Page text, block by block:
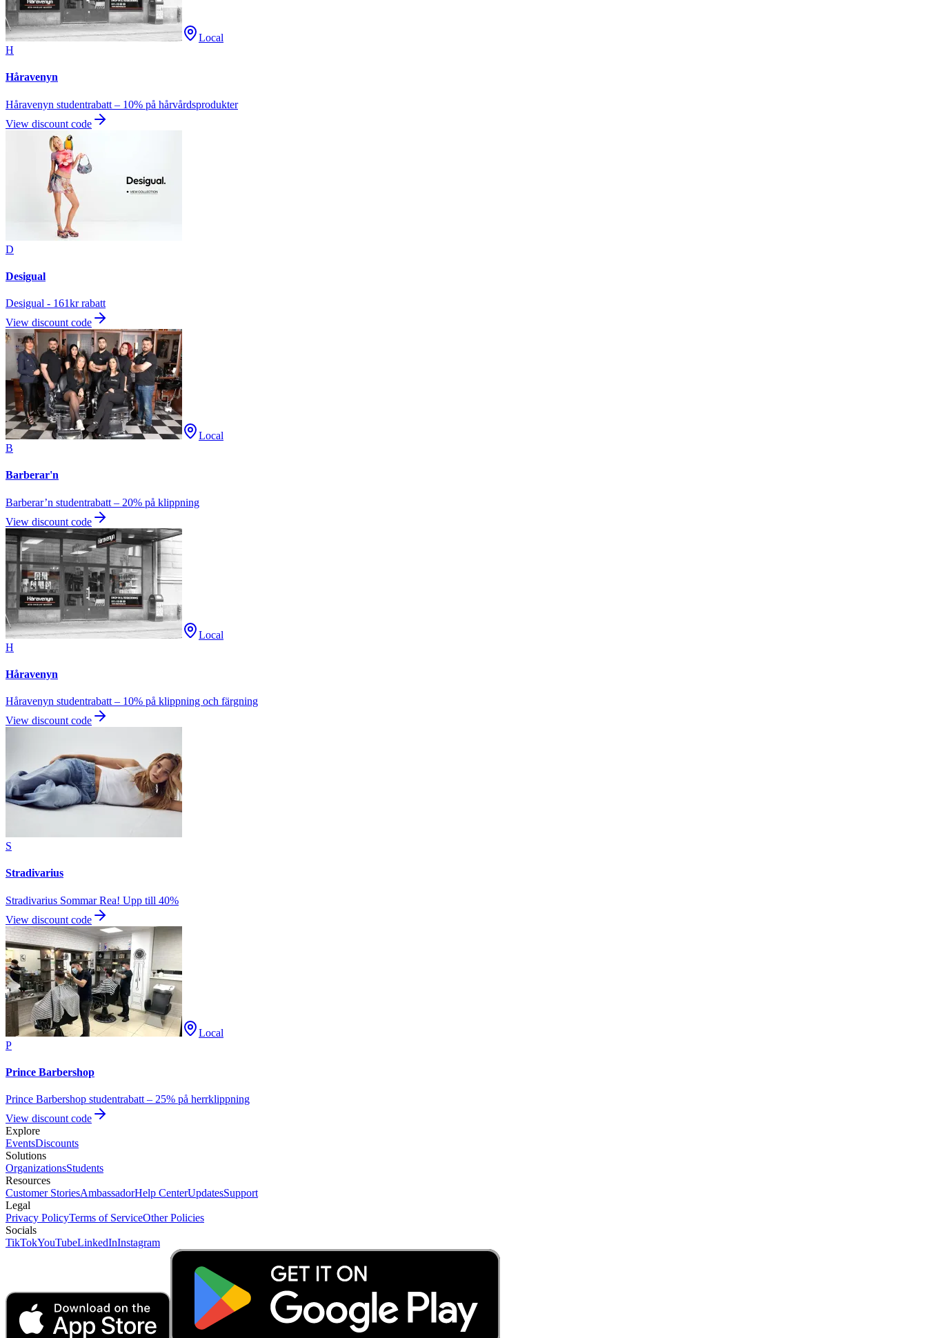
Local
H
Håravenyn
Håravenyn studentrabatt – 10% på hårvårdsprodukter
View discount code
D
Desigual
Desigual - 161kr rabatt
View discount code
Local
B
Barberar'n
Barberar’n studentrabatt – 20% på klippning
View discount code
Local
H
Håravenyn
Håravenyn studentrabatt – 10% på klippning och färgning
View discount code
S
Stradivarius
Stradivarius Sommar Rea! Upp till 40%
View discount code
Local
P
Prince Barbershop
Prince Barbershop studentrabatt – 25% på herrklippning
View discount code
Explore
EventsDiscounts
Solutions
OrganizationsStudents
Resources
Customer StoriesAmbassadorHelp CenterUpdatesSupport
Legal
Privacy PolicyTerms of ServiceOther Policies
Socials
TikTokYouTubeLinkedInInstagram